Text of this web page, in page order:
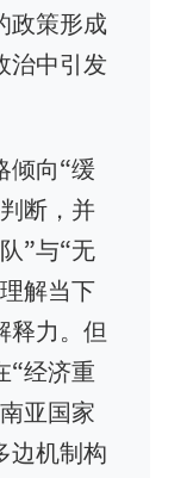
政策形成
治中引发
倾向“缓
断，并
”与“无
解当下
释力。但
“经济重
亚国家
边机制构